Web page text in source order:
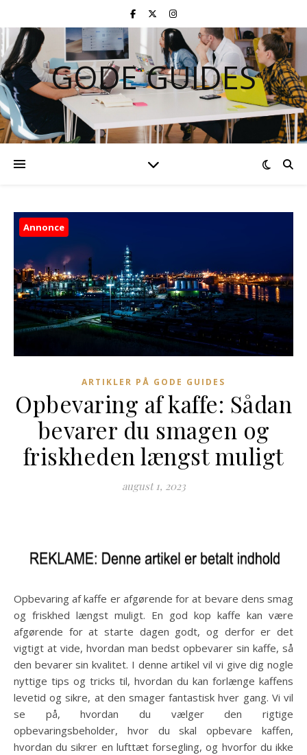
GODE GUIDES
Annonce
ARTIKLER PÅ GODE GUIDES
Opbevaring af kaffe: Sådan
bevarer du smagen og
friskheden længst muligt
august 1, 2023
Opbevaring af kaffe er afgørende for at bevare dens smag
og friskhed længst muligt. En god kop kaffe kan være
afgørende for at starte dagen godt, og derfor er det
vigtigt at vide, hvordan man bedst opbevarer sin kaffe, så
den bevarer sin kvalitet. I denne artikel vil vi give dig nogle
nyttige tips og tricks til, hvordan du kan forlænge kaffens
levetid og sikre, at den smager fantastisk hver gang. Vi vil
se på, hvordan du vælger den rigtige
opbevaringsbeholder, hvor du skal opbevare kaffen,
hvordan du sikrer en lufttæt forsegling, og hvorfor du ikke